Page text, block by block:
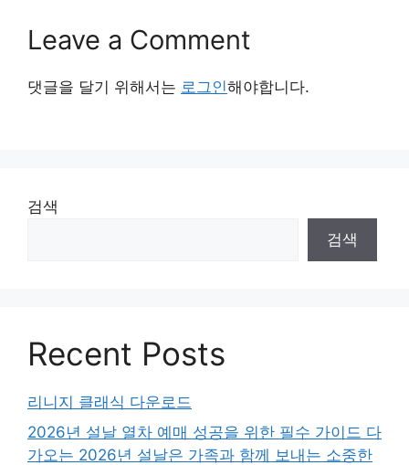
Leave a Comment
댓글을 달기 위해서는 로그인해야합니다.
검색
검색
Recent Posts
리니지 클래식 다운로드
2026년 설날 열차 예매 성공을 위한 필수 가이드 다
가오는 2026년 설날은 가족과 함께 보내는 소중한